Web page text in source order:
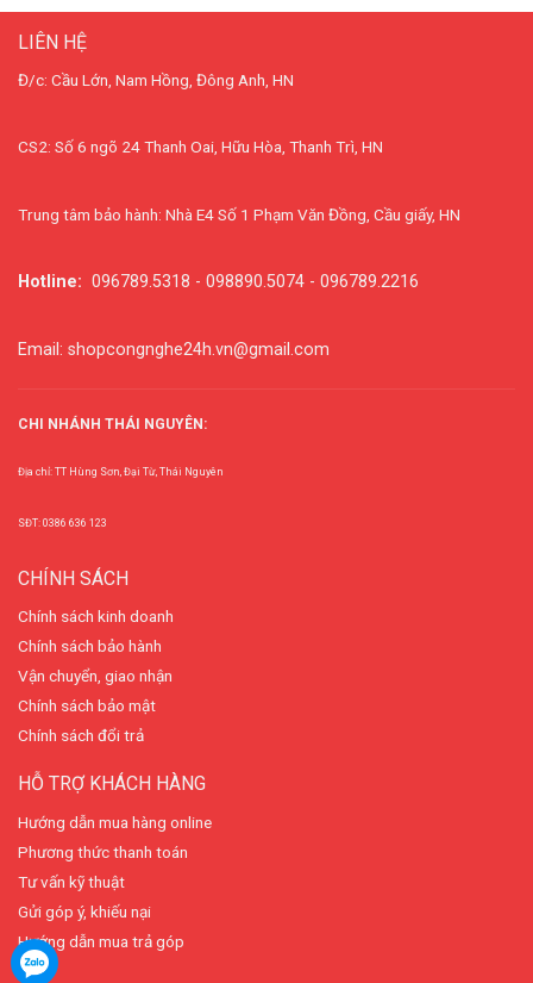
LIÊN HỆ
Đ/c: Cầu Lớn, Nam Hồng, Đông Anh, HN
CS2: Số 6 ngõ 24 Thanh Oai, Hữu Hòa, Thanh Trì, HN
Trung tâm bảo hành: Nhà E4 Số 1 Phạm Văn Đồng, Cầu giấy, HN
Hotline: 096789.5318 - 098890.5074 - 096789.2216
Email: shopcongnghe24h.vn@gmail.com
CHI NHÁNH THÁI NGUYÊN:
Địa chỉ: TT Hùng Sơn, Đại Từ, Thái Nguyên
SĐT: 0386 636 123
CHÍNH SÁCH
Chính sách kinh doanh
Chính sách bảo hành
Vận chuyển, giao nhận
Chính sách bảo mật
Chính sách đổi trả
HỖ TRỢ KHÁCH HÀNG
Hướng dẫn mua hàng online
Phương thức thanh toán
Tư vấn kỹ thuật
Gửi góp ý, khiếu nại
Hướng dẫn mua trả góp